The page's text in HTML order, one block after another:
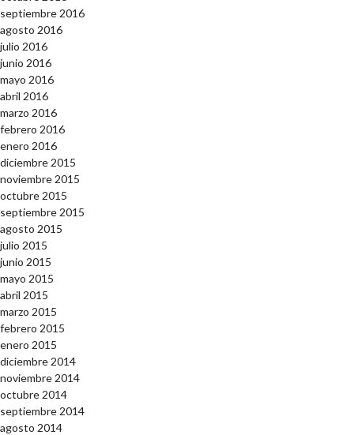
septiembre 2016
agosto 2016
julio 2016
junio 2016
mayo 2016
abril 2016
marzo 2016
febrero 2016
enero 2016
diciembre 2015
noviembre 2015
octubre 2015
septiembre 2015
agosto 2015
julio 2015
junio 2015
mayo 2015
abril 2015
marzo 2015
febrero 2015
enero 2015
diciembre 2014
noviembre 2014
octubre 2014
septiembre 2014
agosto 2014